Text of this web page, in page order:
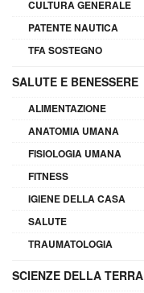
CULTURA GENERALE
PATENTE NAUTICA
TFA SOSTEGNO
SALUTE E BENESSERE
ALIMENTAZIONE
ANATOMIA UMANA
FISIOLOGIA UMANA
FITNESS
IGIENE DELLA CASA
SALUTE
TRAUMATOLOGIA
SCIENZE DELLA TERRA